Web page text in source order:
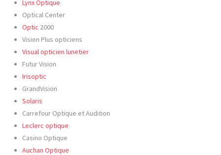
Lynx Optique
Optical Center
Optic 2000
Vision Plus opticiens
Visual opticien lunetier
Futur Vision
Irisoptic
GrandVision
Solaris
Carrefour Optique et Audition
Leclerc optique
Casino Optique
Auchan Optique